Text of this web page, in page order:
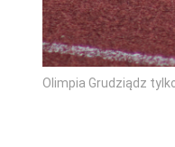
Olimpia Grudziądz